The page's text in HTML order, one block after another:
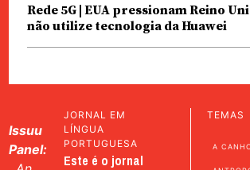
Rede 5G | EUA pressionam Reino
não utilize tecnologia da Huawei
Issuu
Panel:
JORNAL EM
LÍNGUA
PORTUGUESA
Este é o jornal
TEMAS
A